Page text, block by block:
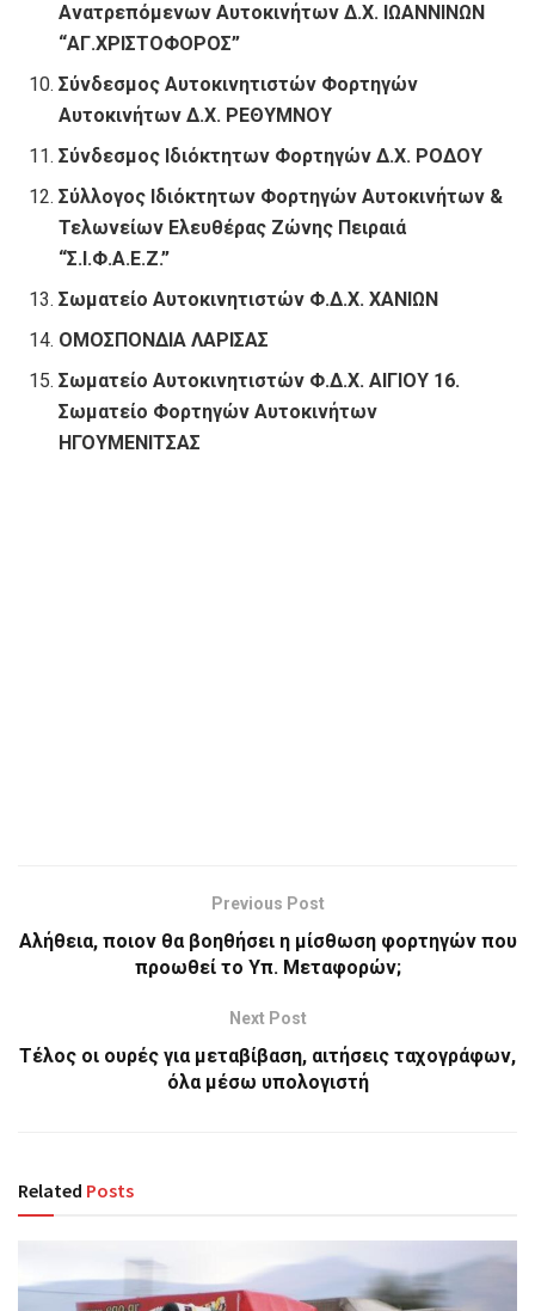
Ανατρεπόμενων Αυτοκινήτων Δ.Χ. ΙΩΑΝΝΙΝΩΝ
“ΑΓ.ΧΡΙΣΤΟΦΟΡΟΣ”
Σύνδεσμος Αυτοκινητιστών Φορτηγών
Αυτοκινήτων Δ.Χ. ΡΕΘΥΜΝΟΥ
Σύνδεσμος Ιδιόκτητων Φορτηγών Δ.Χ. ΡΟΔΟΥ
Σύλλογος Ιδιόκτητων Φορτηγών Αυτοκινήτων &
Τελωνείων Ελευθέρας Ζώνης Πειραιά
“Σ.Ι.Φ.Α.Ε.Ζ.”
Σωματείο Αυτοκινητιστών Φ.Δ.Χ. ΧΑΝΙΩΝ
ΟΜΟΣΠΟΝΔΙΑ ΛΑΡΙΣΑΣ
Σωματείο Αυτοκινητιστών Φ.Δ.Χ. ΑΙΓΙΟΥ 16.
Σωματείο Φορτηγών Αυτοκινήτων
ΗΓΟΥΜΕΝΙΤΣΑΣ
Previous Post
Aλήθεια, ποιον θα βοηθήσει η μίσθωση φορτηγών που
προωθεί το Υπ. Μεταφορών;
Next Post
Τέλος οι ουρές για μεταβίβαση, αιτήσεις ταχογράφων,
όλα μέσω υπολογιστή
Related Posts